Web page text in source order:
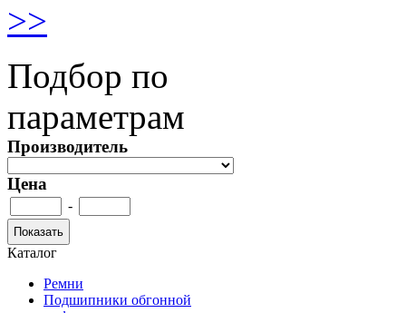
>>
Подбор по
параметрам
Производитель
Цена
-
Каталог
Ремни
Подшипники обгонной